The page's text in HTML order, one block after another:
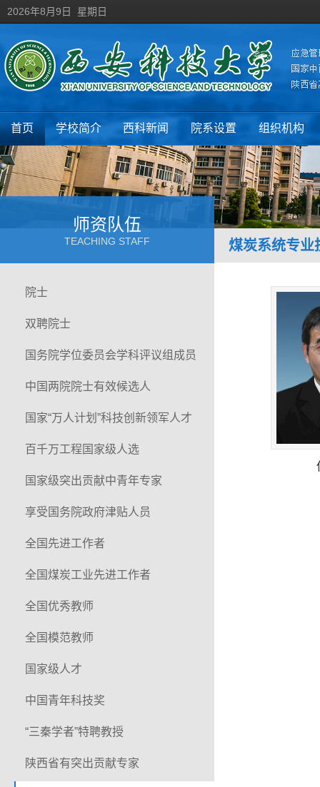
2026年8月9日 星期日
首页 学校简介 西科新闻 院系设置 组织机构
师资队伍
TEACHING STAFF 煤炭系统专业
院士
双聘院士
国务院学位委员会学科评议组成员
中国两院院士有效候选人
国家“万人计划”科技创新领军人才
百千万工程国家级人选
国家级突出贡献中青年专家
享受国务院政府津贴人员
全国先进工作者
全国煤炭工业先进工作者
全国优秀教师
全国模范教师
国家级人才
中国青年科技奖
“三秦学者”特聘教授
陕西省有突出贡献专家